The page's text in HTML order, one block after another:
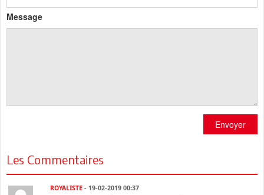
Message
Envoyer
Les Commentaires
ROYALISTE - 19-02-2019 00:37